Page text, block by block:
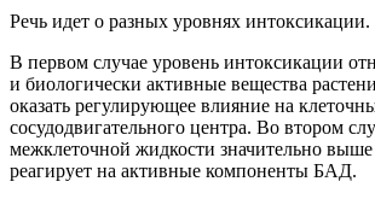
Речь идет о разных уровнях интоксикации.
В первом случае уровень интоксикации
и биологически активные вещества
оказать регулирующее влияние на
сосудодвигательного центра. Во втором
межклеточной жидкости значительно выше
реагирует на активные компоненты БАД.